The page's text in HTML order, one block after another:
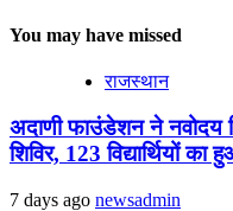
You may have missed
राजस्थान
अदाणी फाउंडेशन ने नवोदय
शिविर, 123 विद्यार्थियों का
7 days ago newsadmin